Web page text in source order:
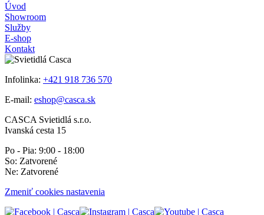
Úvod
Showroom
Služby
E-shop
Kontakt
Infolinka: +421 918 736 570
E-mail: eshop@casca.sk
CASCA Svietidlá s.r.o.
Ivanská cesta 15
Po - Pia: 9:00 - 18:00
So: Zatvorené
Ne: Zatvorené
Zmeniť cookies nastavenia